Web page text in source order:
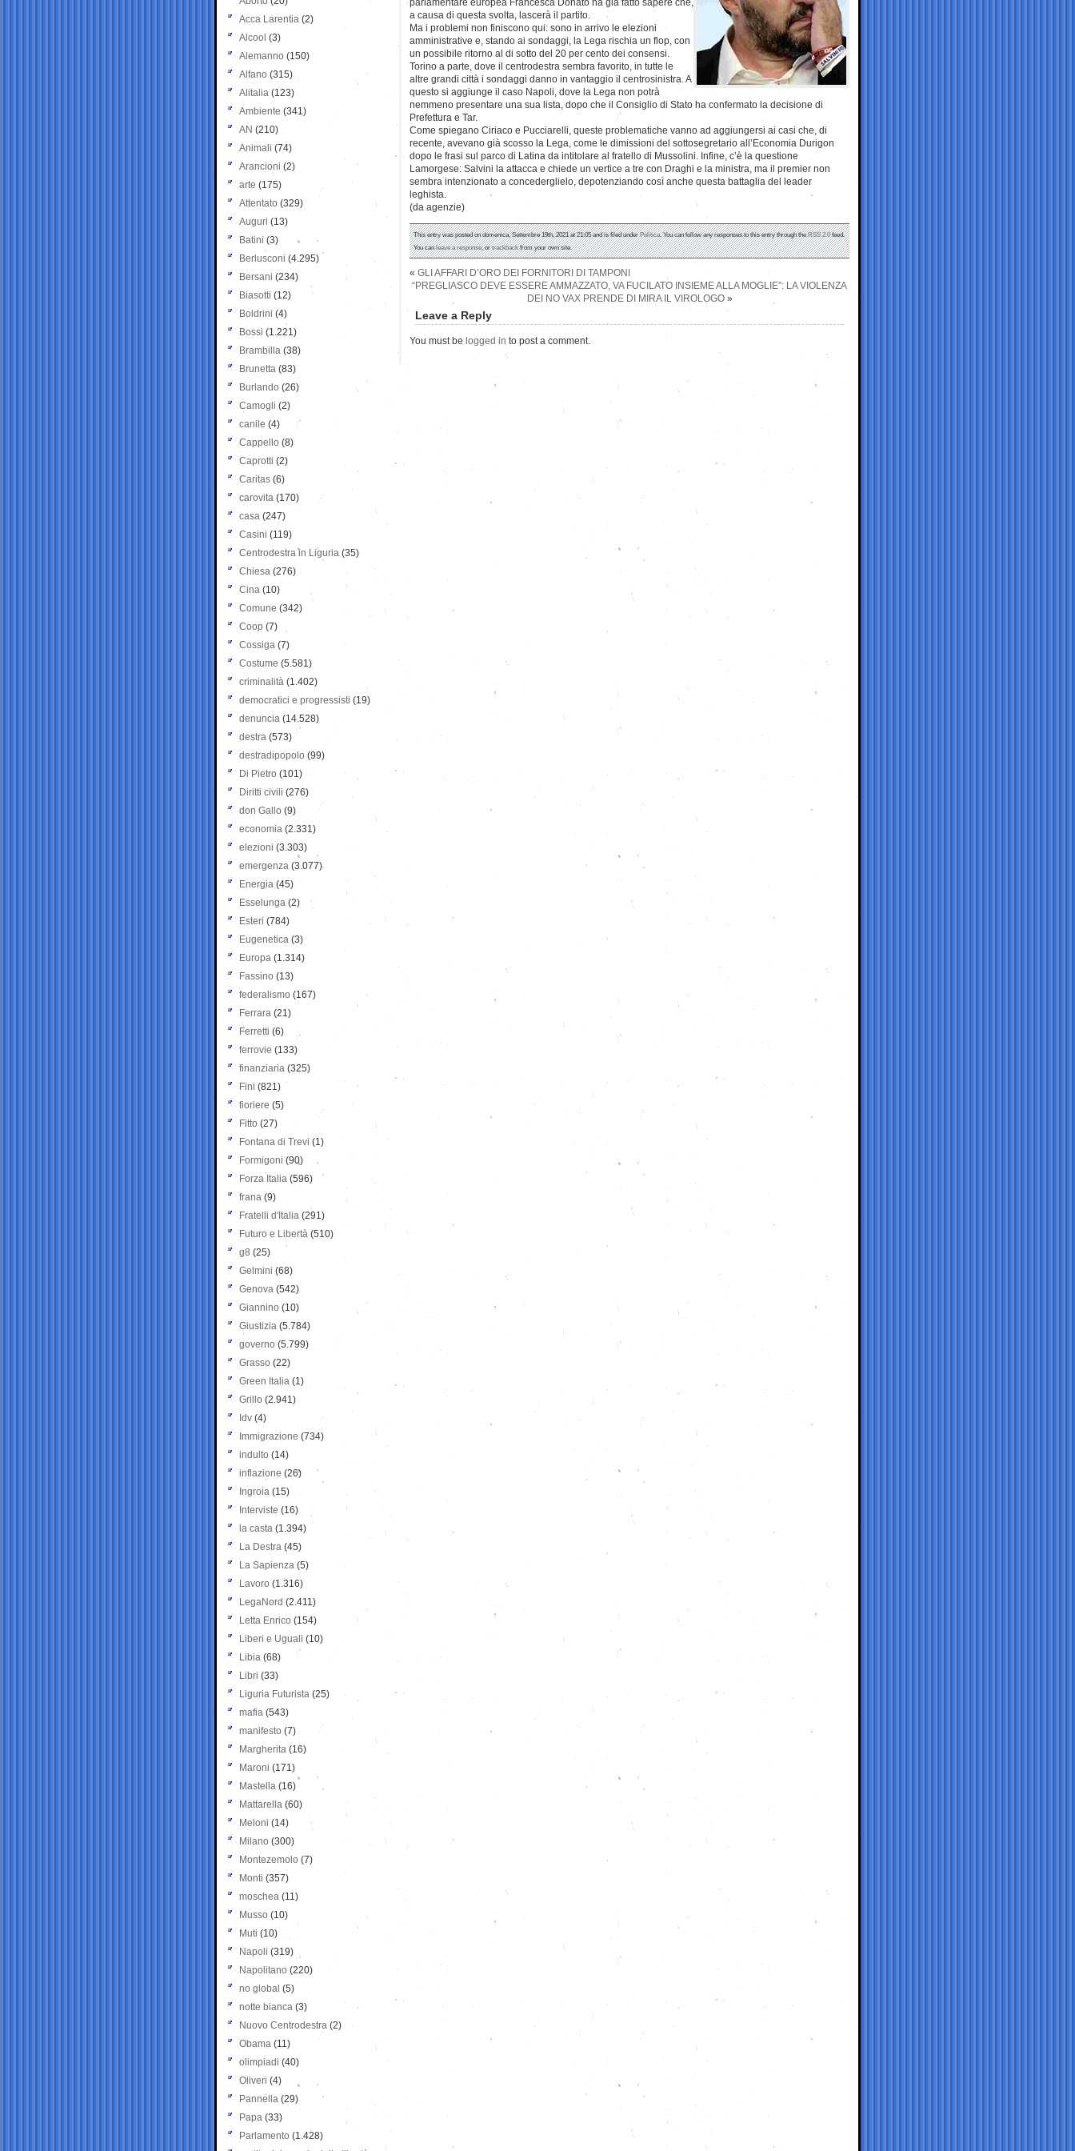
parlamentare europea Francesca Donato ha già fatto sapere che,
a causa di questa svolta, lascerà il partito.
Ma i problemi non finiscono qui: sono in arrivo le elezioni
amministrative e, stando ai sondaggi, la Lega rischia un flop, con
un possibile ritorno al di sotto del 20 per cento dei consensi.
Torino a parte, dove il centrodestra sembra favorito, in tutte le
altre grandi città i sondaggi danno in vantaggio il centrosinistra. A
questo si aggiunge il caso Napoli, dove la Lega non potrà
nemmeno presentare una sua lista, dopo che il Consiglio di Stato ha confermato la decisione di
Prefettura e Tar.
Come spiegano Ciriaco e Pucciarelli, queste problematiche vanno ad aggiungersi ai casi che, di
recente, avevano già scosso la Lega, come le dimissioni del sottosegretario all’Economia Durigon
dopo le frasi sul parco di Latina da intitolare al fratello di Mussolini. Infine, c’è la questione
Lamorgese: Salvini la attacca e chiede un vertice a tre con Draghi e la ministra, ma il premier non
sembra intenzionato a concederglielo, depotenziando così anche questa battaglia del leader
leghista.
(da agenzie)
This entry was posted on domenica, Settembre 19th, 2021 at 21:05 and is filed underPolitica. You can follow any responses to this entry through theRSS 2.0feed.
You canleave a response, ortrackbackfrom your own site.
« GLI AFFARI D’ORO DEI FORNITORI DI TAMPONI
“PREGLIASCO DEVE ESSERE AMMAZZATO, VA FUCILATO INSIEME ALLA MOGLIE”: LA VIOLENZA
DEI NO VAX PRENDE DI MIRA IL VIROLOGO»
Leave a Reply
You must be logged in to post a comment.
Acca Larentia (2)
Alcool (3)
Alemanno (150)
Alfano (315)
Alitalia (123)
Ambiente (341)
AN (210)
Animali (74)
Arancioni (2)
arte (175)
Attentato (329)
Auguri (13)
Batini (3)
Berlusconi (4.295)
Bersani (234)
Biasotti (12)
Boldrini (4)
Bossi (1.221)
Brambilla (38)
Brunetta (83)
Burlando (26)
Camogli (2)
canile (4)
Cappello (8)
Caprotti (2)
Caritas (6)
carovita (170)
casa (247)
Casini (119)
Centrodestra in Liguria (35)
Chiesa (276)
Cina (10)
Comune (342)
Coop (7)
Cossiga (7)
Costume (5.581)
criminalità (1.402)
democratici e progressisti (19)
denuncia (14.528)
destra (573)
destradipopolo (99)
Di Pietro (101)
Diritti civili (276)
don Gallo (9)
economia (2.331)
elezioni (3.303)
emergenza (3.077)
Energia (45)
Esselunga (2)
Esteri (784)
Eugenetica (3)
Europa (1.314)
Fassino (13)
federalismo (167)
Ferrara (21)
Ferretti (6)
ferrovie (133)
finanziaria (325)
Fini (821)
fioriere (5)
Fitto (27)
Fontana di Trevi (1)
Formigoni (90)
Forza Italia (596)
frana (9)
Fratelli d'Italia (291)
Futuro e Libertà (510)
g8 (25)
Gelmini (68)
Genova (542)
Giannino (10)
Giustizia (5.784)
governo (5.799)
Grasso (22)
Green Italia (1)
Grillo (2.941)
Idv (4)
Immigrazione (734)
indulto (14)
inflazione (26)
Ingroia (15)
Interviste (16)
la casta (1.394)
La Destra (45)
La Sapienza (5)
Lavoro (1.316)
LegaNord (2.411)
Letta Enrico (154)
Liberi e Uguali (10)
Libia (68)
Libri (33)
Liguria Futurista (25)
mafia (543)
manifesto (7)
Margherita (16)
Maroni (171)
Mastella (16)
Mattarella (60)
Meloni (14)
Milano (300)
Montezemolo (7)
Monti (357)
moschea (11)
Musso (10)
Muti (10)
Napoli (319)
Napolitano (220)
no global (5)
notte bianca (3)
Nuovo Centrodestra (2)
Obama (11)
olimpiadi (40)
Oliveri (4)
Pannella (29)
Papa (33)
Parlamento (1.428)